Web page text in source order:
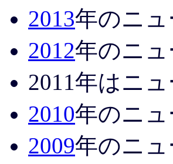
2013年のニ
2012年のニ
2011年はニ
2010年のニ
2009年のニ